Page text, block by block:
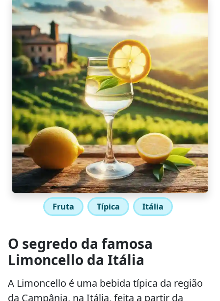
Fruta Típica Itália
O segredo da famosa
Limoncello da Itália
A Limoncello é uma bebida típica da região
da Campânia, na Itália, feita a partir da